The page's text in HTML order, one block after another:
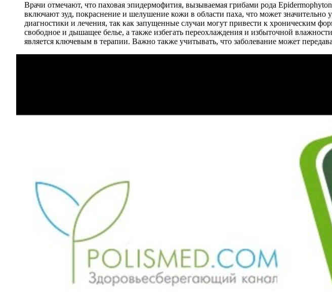
Врачи отмечают, что паховая эпидермофития, вызываемая грибами рода
включают зуд, покраснение и шелушение кожи в области паха, что может
диагностики и лечения, так как запущенные случаи могут привести к хроническим
свободное и дышащее белье, а также избегать переохлаждения и избыточной
является ключевым в терапии. Важно также учитывать, что заболевание может